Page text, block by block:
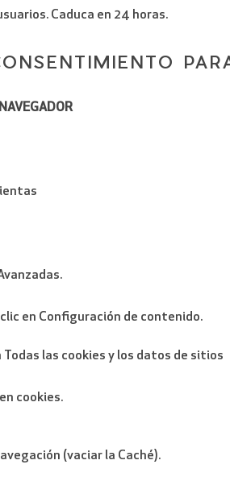
Caduca en 24 horas.
en Configuración de contenido.
Todas las cookies y los datos de sitios
cookies.
(vaciar la Caché).
POR FAVOR, VERIFICA QUE